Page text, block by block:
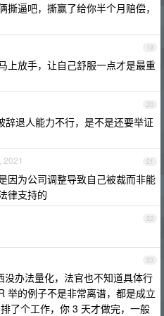
逼吧，撕赢了给你半个月赔偿，
19
上放手，让自己舒服一点才是最重
20
辞退人能力不行，是不是还要举证
21
2021
因为公司调整导致自己被裁而非能
律支持的
22
23
没办法量化，法官也不知道具体行
举的例子不是非常离谱，都是成立
了个工作，你 3 天才做完，一般